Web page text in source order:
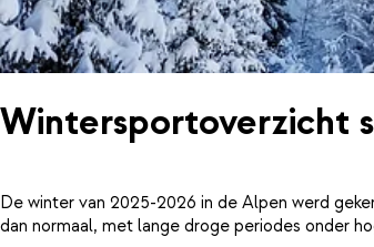
Wintersportoverzicht
De winter van 2025-2026 in de Alpen werd
dan normaal, met lange droge periodes onder